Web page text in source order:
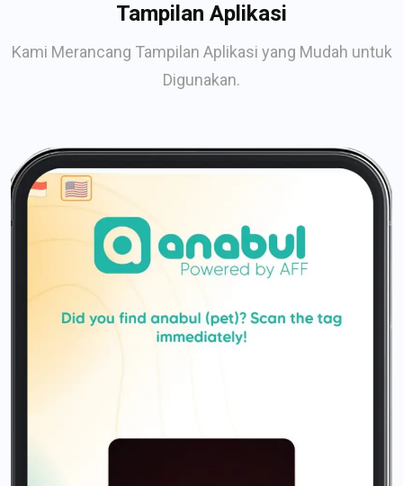
Tampilan Aplikasi
Kami Merancang Tampilan Aplikasi yang Mudah untuk
Digunakan.